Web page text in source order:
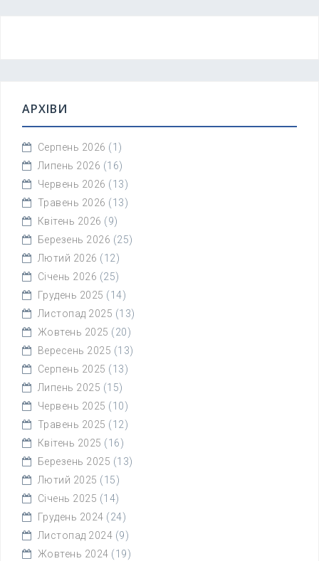
АРХІВИ
Серпень 2026 (1)
Липень 2026 (16)
Червень 2026 (13)
Травень 2026 (13)
Квітень 2026 (9)
Березень 2026 (25)
Лютий 2026 (12)
Січень 2026 (25)
Грудень 2025 (14)
Листопад 2025 (13)
Жовтень 2025 (20)
Вересень 2025 (13)
Серпень 2025 (13)
Липень 2025 (15)
Червень 2025 (10)
Травень 2025 (12)
Квітень 2025 (16)
Березень 2025 (13)
Лютий 2025 (15)
Січень 2025 (14)
Грудень 2024 (24)
Листопад 2024 (9)
Жовтень 2024 (19)